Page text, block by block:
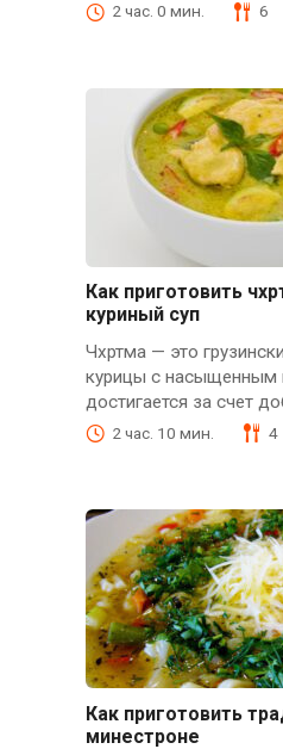
2 час. 0 мин. 6
Как приготовить
куриный суп
Чхртма — это
курицы с насыщенным
достигается за счет
2 час. 10 мин. 4
Как приготовить
минестроне